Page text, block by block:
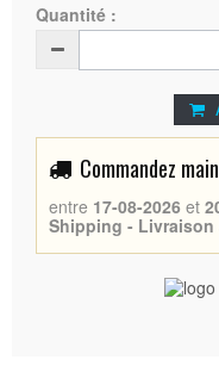
Quantité :
Commandez
entre 17-08-2026 et
Shipping -